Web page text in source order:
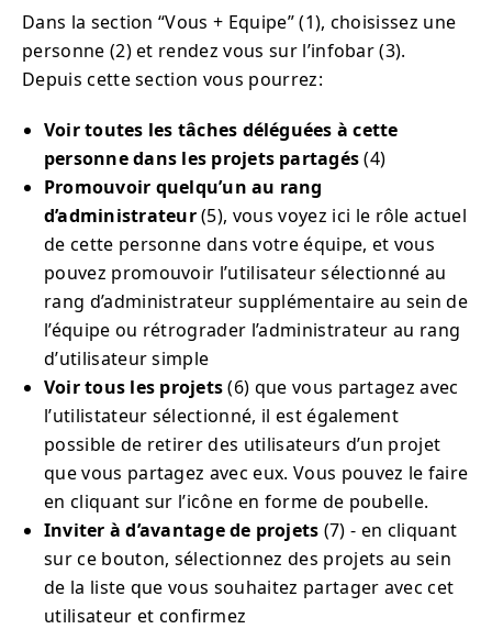
Dans la section “Vous + Equipe” (1), choisissez une
personne (2) et rendez vous sur l’infobar (3).
Depuis cette section vous pourrez:
Voir toutes les tâches déléguées à cette
personne dans les projets partagés(4)
Promouvoir quelqu’un au rang
d’administrateur(5), vous voyez ici le rôle actuel
de cette personne dans votre équipe, et vous
pouvez promouvoir l’utilisateur sélectionné au
rang d’administrateur supplémentaire au sein de
l’équipe ou rétrograder l’administrateur au rang
d’utilisateur simple
Voir tous les projets(6) que vous partagez avec
l’utilistateur sélectionné, il est également
possible de retirer des utilisateurs d’un projet
que vous partagez avec eux. Vous pouvez le faire
en cliquant sur l’icône en forme de poubelle.
Inviter à d’avantage de projets (7) - en cliquant
sur ce bouton, sélectionnez des projets au sein
de la liste que vous souhaitez partager avec cet
utilisateur et confirmez